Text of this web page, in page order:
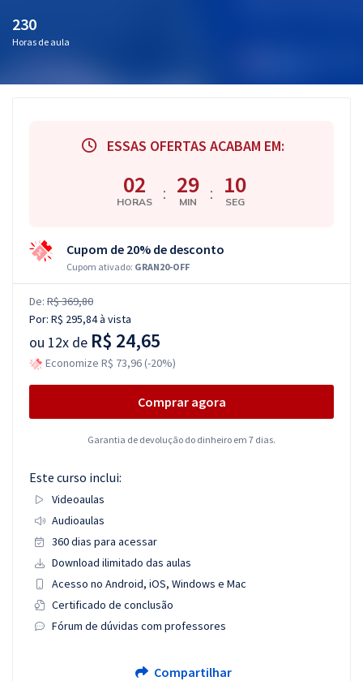
Conteúdo gratuito
Aprovados
230
Horas de aula
ESSAS OFERTAS ACABAM EM:
02
HORAS : 29
MIN : 10
SEG
Cupom de 20% de desconto
Cupom ativado: GRAN20-OFF
De: R$ 369,80
Por: R$ 295,84à vista
ou 12x de R$ 24,65
Economize R$ 73,96 (-20%)
Comprar agora
Garantia de devolução do dinheiro em 7 dias.
Este curso inclui:
Videoaulas
Audioaulas
360 dias para acessar
Download ilimitado das aulas
Acesso no Android, iOS, Windows e Mac
Certificado de conclusão
Fórum de dúvidas com professores
Compartilhar